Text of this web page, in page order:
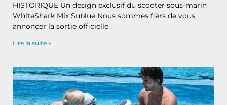
HISTORIQUE Un design exclusif du scooter sous-marin
WhiteShark Mix Sublue Nous sommes fièrs de vous
annoncer la sortie officielle
Lire la suite »